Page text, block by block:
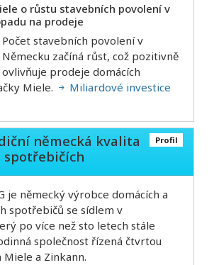
o růstu stavebních povolení v
na prodeje
Počet stavebních povolení v
Německu začíná růst, což pozitivně
ovlivňuje prodeje domácích
Miele.
Miliardové investice
Profil
německá kvalita
spotřebičích
je německý výrobce domácích a
spotřebičů se sídlem v
po více než sto letech stále
společnost řízená čtvrtou
a Zinkann.